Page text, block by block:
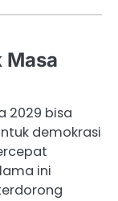
2029 bisa
demokrasi
ini